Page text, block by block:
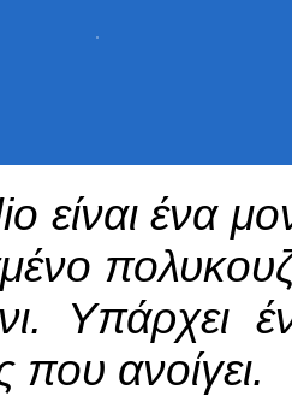
είναι ένα
Υπάρχει
που ανοίγει.